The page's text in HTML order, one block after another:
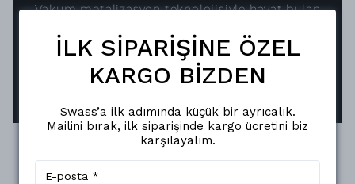
Vakum metalizasyon teknolojisiyle hayat bulan
yüzeyiyle ışığı mükemmel şekilde yansıtır.
Oksitlenmeye karşı dirençli yapısı sayesinde,
parlaklığını uzun süreler korur.
İLK SİPARİŞİNE ÖZEL
KARGO BİZDEN
Swass’a ilk adımında küçük bir ayrıcalık.
Mailini bırak, ilk siparişinde kargo ücretini biz
karşılayalım.